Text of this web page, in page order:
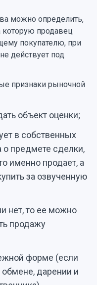
можно определить,
которую продавец
покупателю, при
действует под
признаки рыночной
объект оценки;
в собственных
о предмете сделки,
именно продает, а
за озвученную
нет, то ее можно
продажу
форме (если
обмене, дарении и